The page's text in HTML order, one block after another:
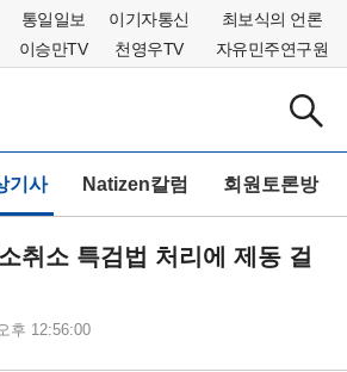
통일일보 이기자통신
최보식의 언론
이승만TV 천영우TV 자유민주연구원
기사 Natizen칼럼 회원토론방
취소 특검법 처리에 제동 걸
후 12:56:00